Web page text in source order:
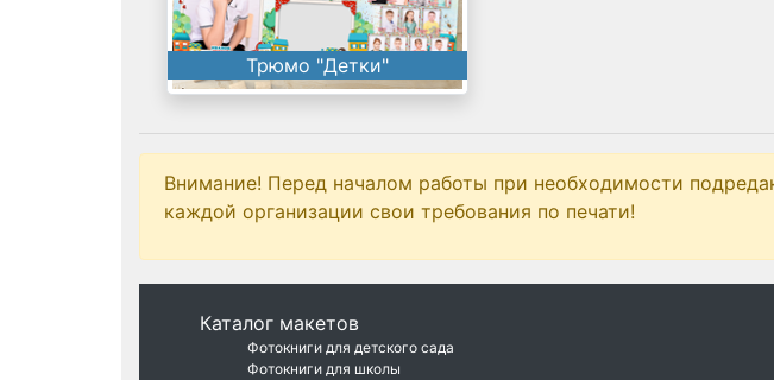
Трюмо "Детки"
Внимание! Перед началом работы при необходимости
каждой организации свои требования по печати!
Каталог макетов
Фотокниги для детского сада
Фотокниги для школы